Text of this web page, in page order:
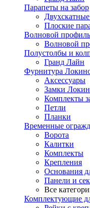
Парапеты на забор
Плоские
Волновой профиль
Волновой
Полустолбы и
Гранд Лайн
Фурнитура
Аксессуары
Замки
Комплекты
Петли
Планки
Временные
Ворота
Калитки
Комплекты
Крепления
Основания
Панели и
Все
Комплектующие